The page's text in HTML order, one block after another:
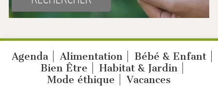
Agenda Alimentation
Bébé & Enfant
Bien Être
Habitat & Jardin
Mode éthique
Vacances